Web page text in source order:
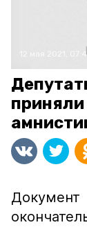
12 мая 2021,